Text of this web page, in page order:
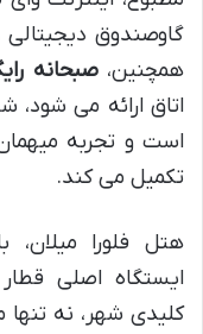
گاوصندوق
همچنین،صبحانه
اتاق ارائه می شود،
است و تجربه
تکمیل می کند.
هتل فلورا
ایستگاه اصلی
کلیدی شهر، نه تنها